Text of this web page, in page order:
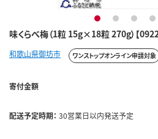
味くらべ梅（1粒 15g×18粒 270g）【
1 2 3 4
和歌山県御坊市 ワンストップオンライン申請対象
寄付金額
配送予定時期： 30営業日以内発送予定